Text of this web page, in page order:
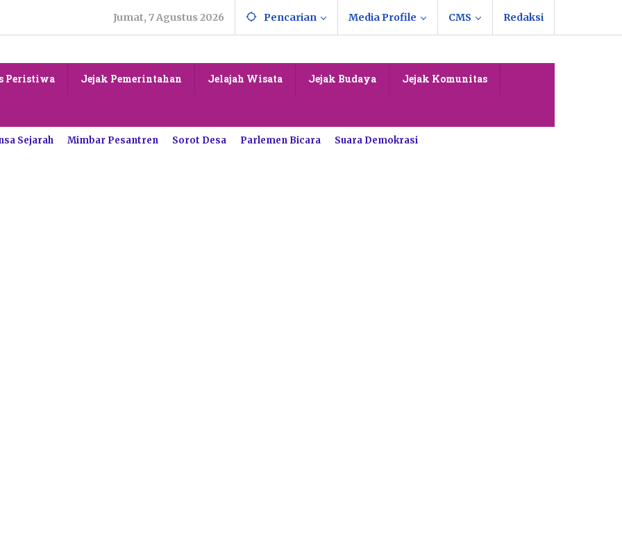
Jumat, 7 Agustus 2026 Pencarian Media Profile CMS Redaksi
Peristiwa Jejak Pemerintahan Jelajah Wisata Jejak Budaya Jejak Komunitas
Sejarah Mimbar Pesantren Sorot Desa Parlemen Bicara Suara Demokrasi